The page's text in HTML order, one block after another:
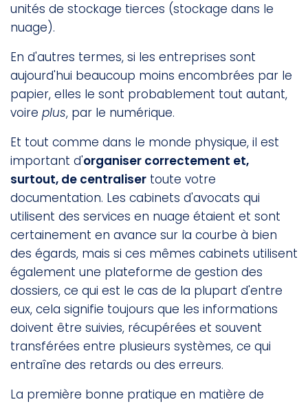
unités de stockage tierces (stockage dans le
nuage).
En d'autres termes, si les entreprises sont
aujourd'hui beaucoup moins encombrées par le
papier, elles le sont probablement tout autant,
voire plus, par le numérique.
Et tout comme dans le monde physique, il est
important d'organiser correctement et,
surtout, de centraliser toute votre
documentation. Les cabinets d'avocats qui
utilisent des services en nuage étaient et sont
certainement en avance sur la courbe à bien
des égards, mais si ces mêmes cabinets utilisent
également une plateforme de gestion des
dossiers, ce qui est le cas de la plupart d'entre
eux, cela signifie toujours que les informations
doivent être suivies, récupérées et souvent
transférées entre plusieurs systèmes, ce qui
entraîne des retards ou des erreurs.
La première bonne pratique en matière de